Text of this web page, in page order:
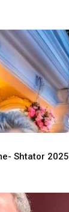
Shtator 2025